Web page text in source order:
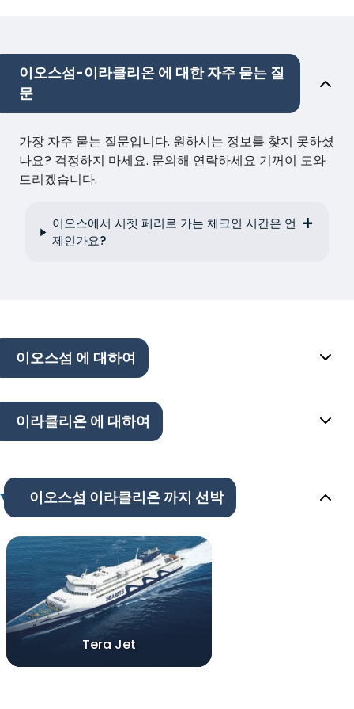
이오스섬-이라클리온 에 대한 자주 묻는 질
문
가장 자주 묻는 질문입니다. 원하시는 정보를 찾지 못하셨
나요? 걱정하지 마세요. 문의해 연락하세요 기꺼이 도와
드리겠습니다.
이오스에서 시젯 페리로 가는 체크인 시간은 언
제인가요?
이오스섬 에 대하여
이라클리온 에 대하여
이오스섬 이라클리온 까지 선박
Tera Jet